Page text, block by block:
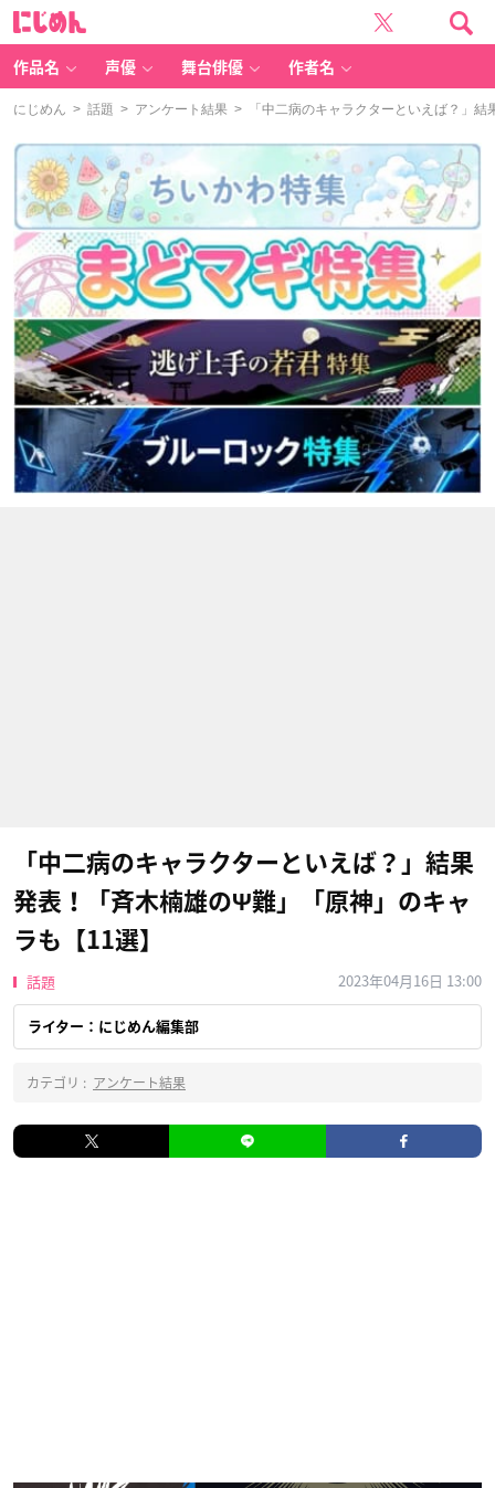
作品名 声優 舞台俳優 作者名
にじめん > 話題 > アンケート結果 > 「中二病のキャラクターといえば？」
「中二病のキャラクターといえば？」結果
発表！「斉木楠雄のΨ難」「原神」のキャ
ラも【11選】
話題 2023年04月16日 13:00
ライター：にじめん編集部
カテゴリ : アンケート結果